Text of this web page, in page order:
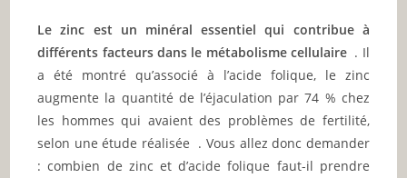
Le zinc est un minéral essentiel qui contribue à
différents facteurs dans le métabolisme cellulaire . Il
a été montré qu’associé à l’acide folique, le zinc
augmente la quantité de l’éjaculation par 74 % chez
les hommes qui avaient des problèmes de fertilité,
selon une étude réalisée . Vous allez donc demander
: combien de zinc et d’acide folique faut-il prendre